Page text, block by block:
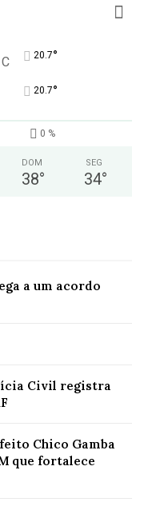
C 20.7°
20.7°
0 %
DOM
38°
SEG
34°
a um acordo
Civil registra
Chico Gamba
que fortalece